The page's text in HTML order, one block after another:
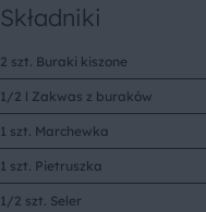
Składniki
2 szt. Buraki kiszone
1/2 l Zakwas z buraków
1 szt. Marchewka
1 szt. Pietruszka
1/2 szt. Seler